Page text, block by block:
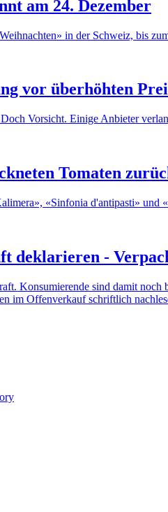
am 24. Dezember
in der Schweiz, bis
vor überhöhten
Vorsicht. Einige Anbieter
Tomaten
«Sinfonia d'antipasti»
deklarieren -
Konsumierende sind damit
im Offenverkauf schriftlich